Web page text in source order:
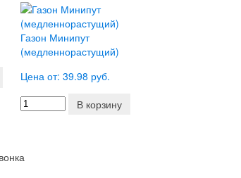
Газон Минипут
(медленнорастущий)
Цена от: 39.98 руб.
В корзину